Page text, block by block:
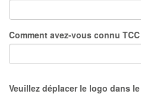
Comment avez-vous connu
Veuillez déplacer le logo dans